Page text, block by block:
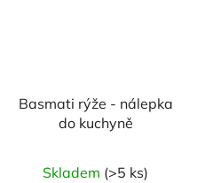
Basmati rýže - nálepka
do kuchyně
Skladem (>5 ks)